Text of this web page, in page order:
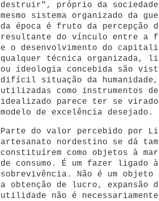
destruir", próprio da sociedade
mesmo sistema organizado da
da época é fruto da percepção
resultante do vínculo entre
e o desenvolvimento do
qualquer técnica organizada,
ou ideologia concebida são
difícil situação da
utilizadas como instrumentos
idealizado parece ter se
modelo de excelência desejado.
Parte do valor percebido por
artesanato nordestino se dá
constituírem como objetos à
de consumo. É um fazer ligado
sobrevivência. Não é um objeto
a obtenção de lucro, expansão
utilidade não é